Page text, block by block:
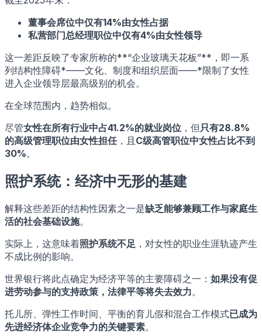
董事会席位中仅有14%由女性占据
私营部门总经理职位中仅有4%由女性领导
这一差距反映了专家所称的**“企业玻璃天花板”**，即一系
列结构性障碍*——文化、制度和组织层面——*限制了女性
进入企业领导层最高级别的机会。
在全球范围内，趋势相似。
尽管女性在所有行业中占41.2%的就业岗位 ，但只有28.8%
的高级管理职位由女性担任，且 C级高管职位中女性占比不到
30%。
照护系统：经济中无形的基建
解释这些差距的结构性因素之一是缺乏能够兼顾工作与家庭生
活的社会基础设施。
实际上，这意味着照护系统不足 ，对女性的职业生涯轨迹产生
不成比例的影响。
世界银行将此点确定为经济平等的主要障碍之一： 如果没有促
进劳动参与的支持政策，法律平等将失去效力。
托儿所、弹性工作时间、平衡的育儿假和混合工作模式已成为
先进经济体企业竞争力的关键要素。